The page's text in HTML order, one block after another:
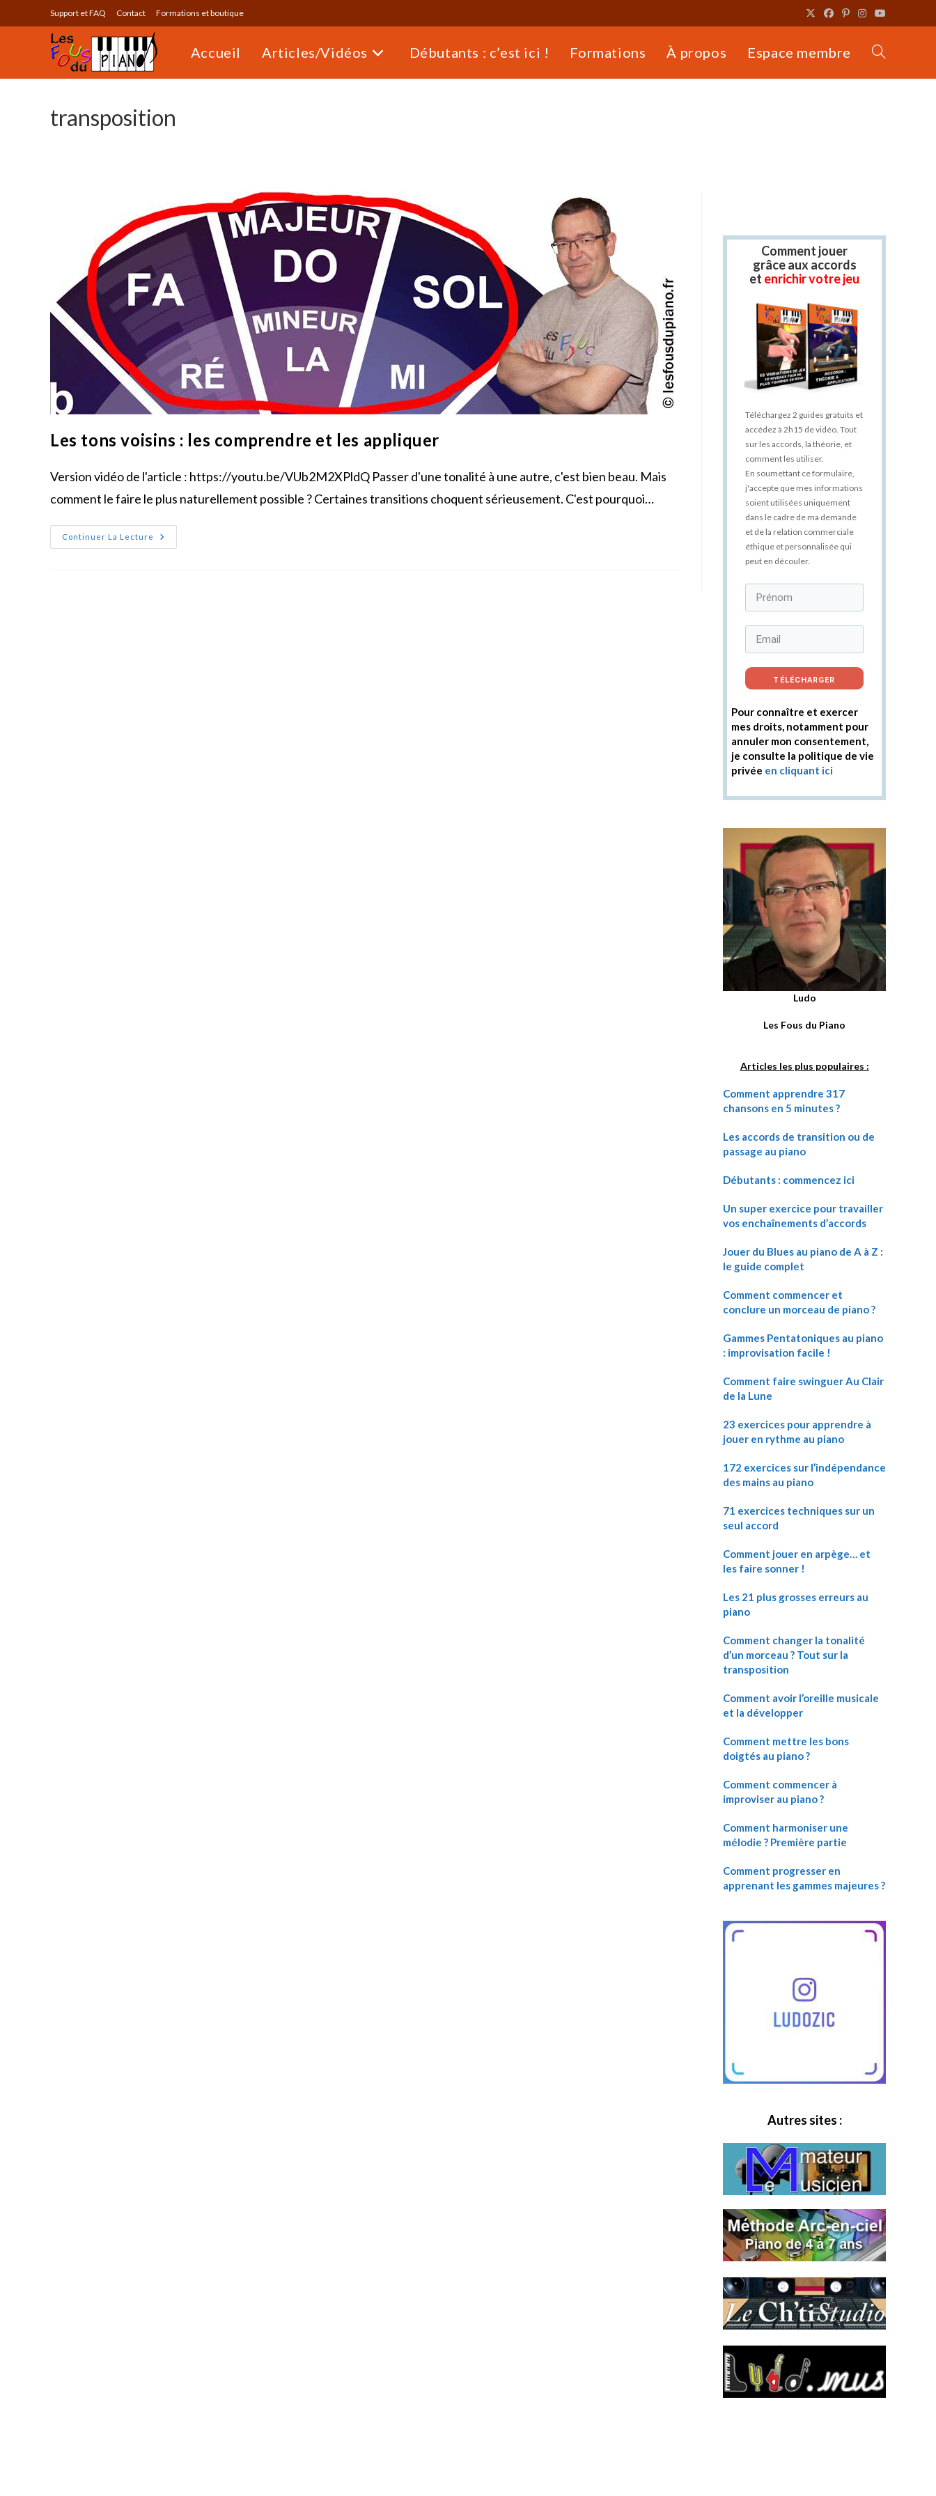
to
Support et FAQ Contact Formations et boutique
Accueil Articles/Vidéos Débutants : c’est ici ! Formations À propos Espace membre Toggle
transposition
Les tons voisins : les comprendre et les appliquer
Version vidéo de l'article : https://youtu.be/VUb2M2XPldQ Passer d'une tonalité à une autre, c'est bien beau. Mais
comment le faire le plus naturellement possible ? Certaines transitions choquent sérieusement. C'est pourquoi…
Continuer La Lecture
Les
Tons
Comment jouer
grâce aux accords
et enrichir votre jeu
Téléchargez 2 guides gratuits et
accédez à 2h15 de vidéo. Tout
sur les accords, la théorie, et
comment les utiliser.
En soumettant ce formulaire,
j'accepte que mes informations
soient utilisées uniquement
dans le cadre de ma demande
et de la relation commerciale
éthique et personnalisée qui
peut en découler.
TÉLÉCHARGER
Pour connaître et exercer
mes droits, notamment pour
annuler mon consentement,
je consulte la politique de vie
privée en cliquant ici
Ludo
Les Fous du Piano
Articles les plus populaires :
Comment apprendre 317
chansons en 5 minutes ?
Les accords de transition ou de
passage au piano
Débutants : commencez ici
Un super exercice pour travailler
vos enchaînements d’accords
Jouer du Blues au piano de A à Z :
le guide complet
Comment commencer et
conclure un morceau de piano ?
Gammes Pentatoniques au piano
: improvisation facile !
Comment faire swinguer Au Clair
de la Lune
23 exercices pour apprendre à
jouer en rythme au piano
172 exercices sur l’indépendance
des mains au piano
71 exercices techniques sur un
seul accord
Comment jouer en arpège… et
les faire sonner !
Les 21 plus grosses erreurs au
piano
Comment changer la tonalité
d’un morceau ? Tout sur la
transposition
Comment avoir l’oreille musicale
et la développer
Comment mettre les bons
doigtés au piano ?
Comment commencer à
improviser au piano ?
Comment harmoniser une
mélodie ? Première partie
Comment progresser en
apprenant les gammes majeures ?
Autres sites :